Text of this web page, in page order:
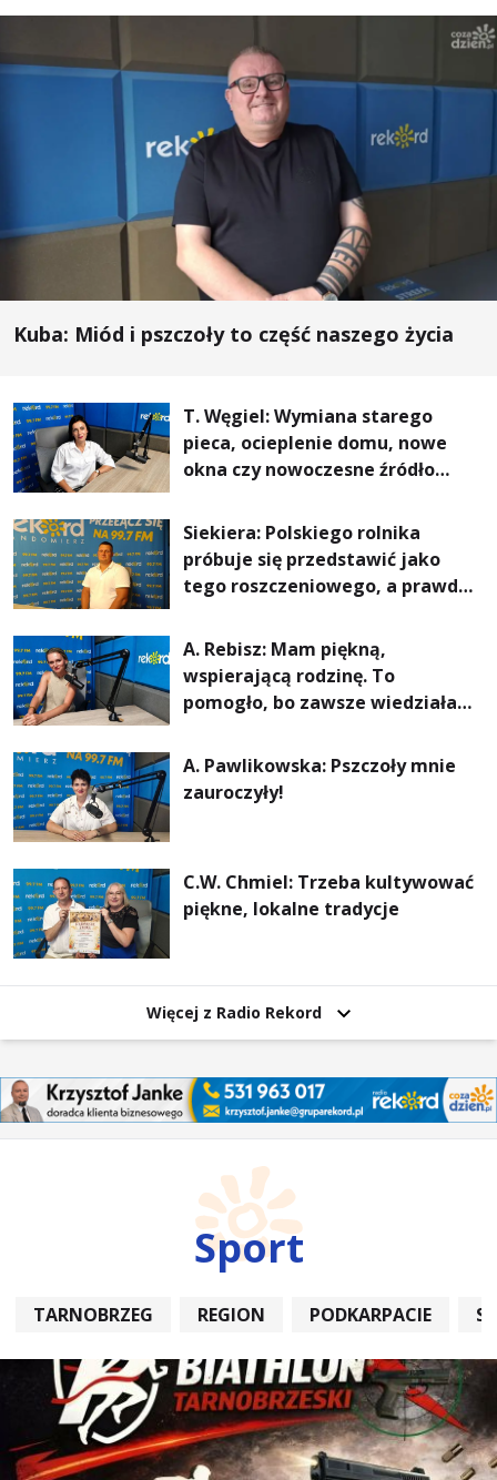
Kuba: Miód i pszczoły to część naszego życia
T. Węgiel: Wymiana starego
pieca, ocieplenie domu, nowe
okna czy nowoczesne źródło
rachunki za energię, lepszy
komfort życia i... czystsze
powietrze
Siekiera: Polskiego rolnika
próbuje się przedstawić jako
tego roszczeniowego, a prawda
A. Rebisz: Mam piękną,
wspierającą rodzinę. To
pomogło, bo zawsze wiedziałam,
najważniejsza
A. Pawlikowska: Pszczoły mnie
zauroczyły!
C.W. Chmiel: Trzeba kultywować
piękne, lokalne tradycje
Więcej z Radio Rekord
Sport
TARNOBRZEG REGION PODKARPACIE